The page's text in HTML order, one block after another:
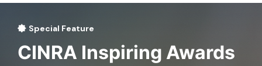
Special Feature
CINRA Inspiring Awards